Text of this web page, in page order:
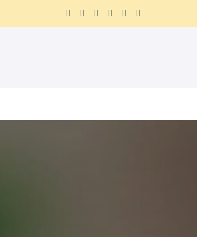
b i a e i g